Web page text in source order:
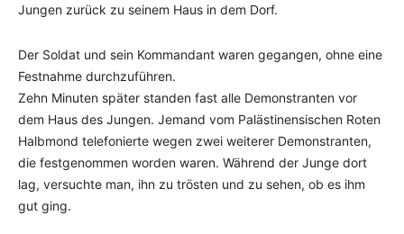
Jungen zurück zu seinem Haus in dem Dorf.
Der Soldat und sein Kommandant waren gegangen, ohne eine
Festnahme durchzuführen.
Zehn Minuten später standen fast alle Demonstranten vor
dem Haus des Jungen. Jemand vom Palästinensischen Roten
Halbmond telefonierte wegen zwei weiterer Demonstranten,
die festgenommen worden waren. Während der Junge dort
lag, versuchte man, ihn zu trösten und zu sehen, ob es ihm
gut ging.